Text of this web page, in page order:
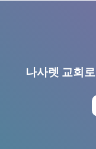
나사렛 교회